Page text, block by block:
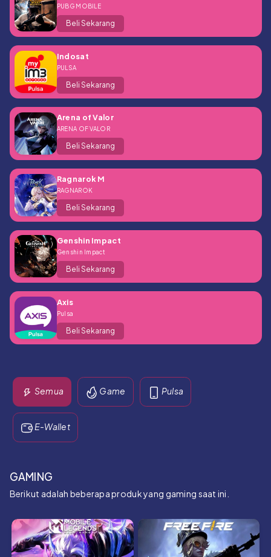
PUBG MOBILE
Beli Sekarang
Indosat
PULSA
Beli Sekarang
Arena of Valor
ARENA OF VALOR
Beli Sekarang
Ragnarok M
RAGNAROK
Beli Sekarang
Genshin Impact
Genshin Impact
Beli Sekarang
Axis
Pulsa
Beli Sekarang
Semua Game Pulsa
E-Wallet
GAMING
Berikut adalah beberapa produk yang gaming saat ini.